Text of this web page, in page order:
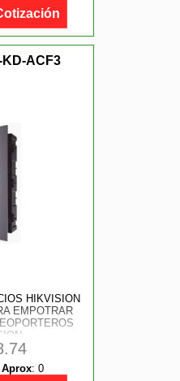
KD-ACF3
HIKVISION
EMPOTRAR
: 0